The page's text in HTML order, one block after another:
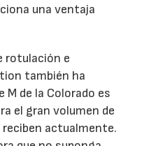
una ventaja
rotulación e
también ha
M de la Colorado es
el gran volumen de
actualmente.